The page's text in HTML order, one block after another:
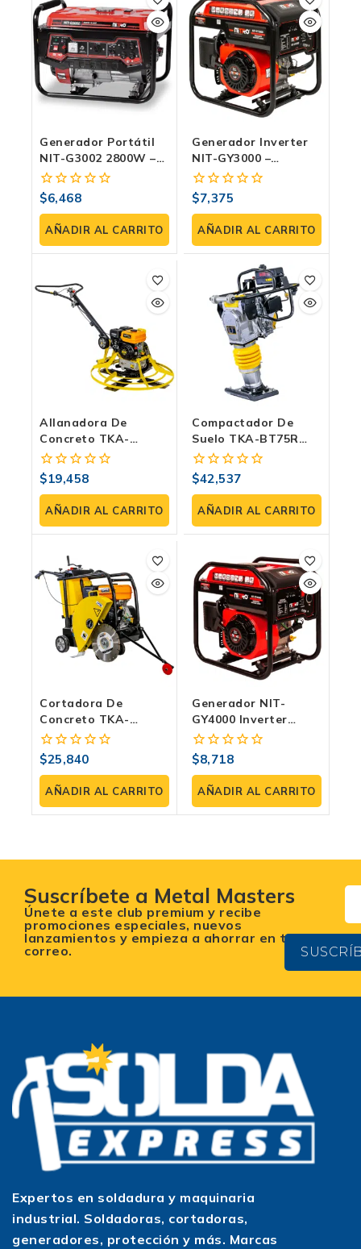
Generador Portátil
NIT-G3002 2800W –
Motor 196cc,
Gasolina 4 Tiempos,
120/240V – Energía
Confiable Y Continua
0
fuera
de
5
$6,468
AÑADIR AL CARRITO
Generador Inverter
NIT-GY3000 –
Potente Y Eficiente
Con 3000W
0
fuera
de
5
$7,375
AÑADIR AL CARRITO
Allanadora De
Concreto TKA-
AS100RT Con Motor
RATO 7 HP Y Llanas
Transportadoras –
Acabado Profesional
Y Resistente
0
fuera
de
5
$19,458
AÑADIR AL CARRITO
Compactador De
Suelo TKA-BT75R
TITAN Con Motor
ROBIN EH12 4HP –
Máxima Eficiencia En
Construcción
0
fuera
de
5
$42,537
AÑADIR AL CARRITO
Cortadora De
Concreto TKA-
FS450RT NAVAJO De
13HP Profesional–
Máximo Rendimiento
Y Precisión
0
fuera
de
5
$25,840
AÑADIR AL CARRITO
Generador NIT-
GY4000 Inverter
Silencioso De 3600W
– Compacto Y
Eficiente Con Modo
Eco.
0
fuera
de
5
$8,718
AÑADIR AL CARRITO
Suscríbete a Metal Masters
Únete a este club premium y recibe
promociones especiales, nuevos
lanzamientos y empieza a ahorrar en tu
correo.
Expertos en soldadura y maquinaria
industrial. Soldadoras, cortadoras,
generadores, protección y más. Marcas